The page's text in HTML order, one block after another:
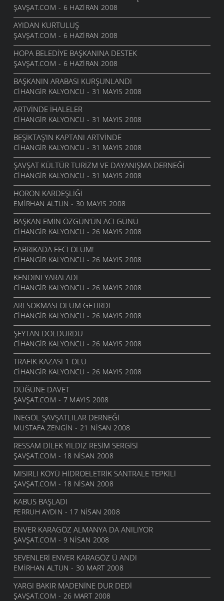
ŞAVŞAT.COM - 6 HAZIRAN 2008
AYIDAN KURTULUŞ
ŞAVŞAT.COM - 6 HAZIRAN 2008
HOPA BELEDIYE BAŞKANINA DESTEK
ŞAVŞAT.COM - 6 HAZIRAN 2008
BAŞKANIN ARABASI KURŞUNLANDI
CIHANGIR KALYONCU - 31 MAYIS 2008
ARTVINDE IHALELER
CIHANGIR KALYONCU - 31 MAYIS 2008
BEŞIKTAŞ’IN KAPTANI ARTVINDE
CIHANGIR KALYONCU - 31 MAYIS 2008
ŞAVŞAT KÜLTÜR TURIZM VE DAYANIŞMA DERNEĞI
CIHANGIR KALYONCU - 31 MAYIS 2008
HORON KARDEŞLIĞI
EMIRHAN ALTUN - 30 MAYIS 2008
BAŞKAN EMIN ÖZGÜN’ÜN ACI GÜNÜ
CIHANGIR KALYONCU - 26 MAYIS 2008
FABRIKADA FECI ÖLÜM!
CIHANGIR KALYONCU - 26 MAYIS 2008
KENDINI YARALADI
CIHANGIR KALYONCU - 26 MAYIS 2008
ARI SOKMASI ÖLÜM GETIRDI
CIHANGIR KALYONCU - 26 MAYIS 2008
ŞEYTAN DOLDURDU
CIHANGIR KALYONCU - 26 MAYIS 2008
TRAFIK KAZASI 1 ÖLÜ
CIHANGIR KALYONCU - 26 MAYIS 2008
DÜĞÜNE DAVET
ŞAVŞAT.COM - 7 MAYIS 2008
İNEGÖL ŞAVŞATLILAR DERNEĞI
MUSTAFA ZENGIN - 21 NISAN 2008
RESSAM DILEK YILDIZ RESIM SERGISI
ŞAVŞAT.COM - 18 NISAN 2008
MISIRLI KÖYÜ HIDROELETRIK SANTRALE TEPKILI
ŞAVŞAT.COM - 18 NISAN 2008
KABUS BAŞLADI
FERRUH AYDIN - 17 NISAN 2008
ENVER KARAGÖZ ALMANYA DA ANILIYOR
ŞAVŞAT.COM - 9 NISAN 2008
SEVENLERI ENVER KARAGÖZ Ü ANDI
EMIRHAN ALTUN - 30 MART 2008
YARGI BAKIR MADENINE DUR DEDI
ŞAVŞAT.COM - 26 MART 2008